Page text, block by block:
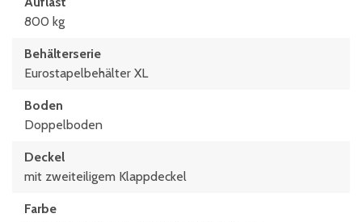
800 kg
Behälterserie
Eurostapelbehälter XL
Boden
Doppelboden
Deckel
mit zweiteiligem Klappdeckel
Farbe